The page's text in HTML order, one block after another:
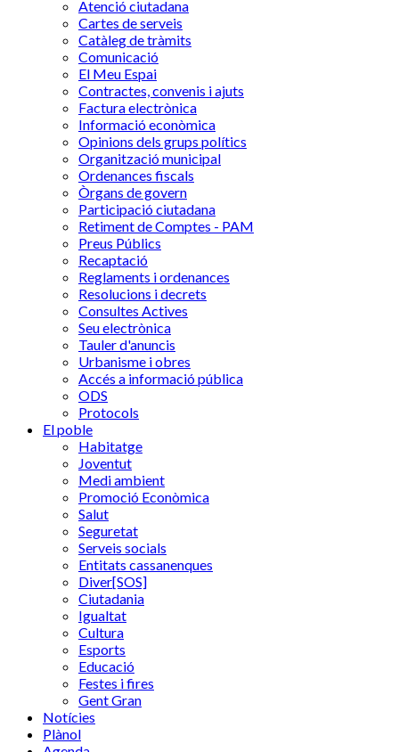
Atenció ciutadana
Cartes de serveis
Catàleg de tràmits
Comunicació
El Meu Espai
Contractes, convenis i ajuts
Factura electrònica
Informació econòmica
Opinions dels grups polítics
Organització municipal
Ordenances fiscals
Òrgans de govern
Participació ciutadana
Retiment de Comptes - PAM
Preus Públics
Recaptació
Reglaments i ordenances
Resolucions i decrets
Consultes Actives
Seu electrònica
Tauler d'anuncis
Urbanisme i obres
Accés a informació pública
ODS
Protocols
El poble
Habitatge
Joventut
Medi ambient
Promoció Econòmica
Salut
Seguretat
Serveis socials
Entitats cassanenques
Diver[SOS]
Ciutadania
Igualtat
Cultura
Esports
Educació
Festes i fires
Gent Gran
Notícies
Plànol